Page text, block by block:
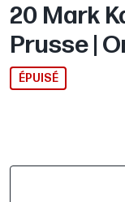
20 Mark
Prusse |
ÉPUISÉ